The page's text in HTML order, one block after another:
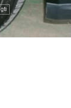
gti